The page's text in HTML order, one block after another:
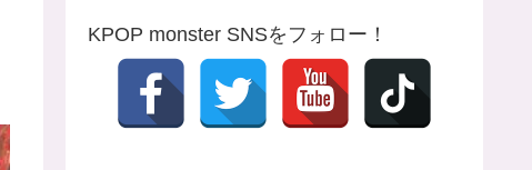
KPOP monster SNSをフォロー！